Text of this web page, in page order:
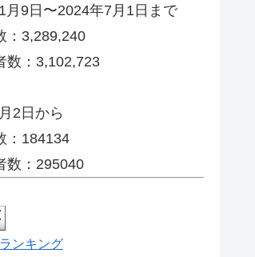
月9日〜2024年7月1日まで
：3,289,240
数：3,102,723
2日から
：184134
数：295040
ンキング